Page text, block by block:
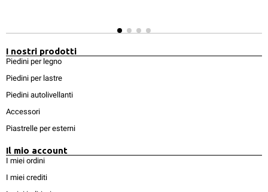
I nostri prodotti
Piedini per legno
Piedini per lastre
Piedini autolivellanti
Accessori
Piastrelle per esterni
Il mio account
I miei ordini
I miei crediti